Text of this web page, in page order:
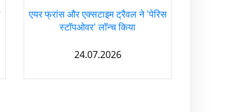
एयर फ्रांस और एक्सटाइम ट्रैवल ने 'पेरिस
स्टॉपओवर' लॉन्च किया
24.07.2026